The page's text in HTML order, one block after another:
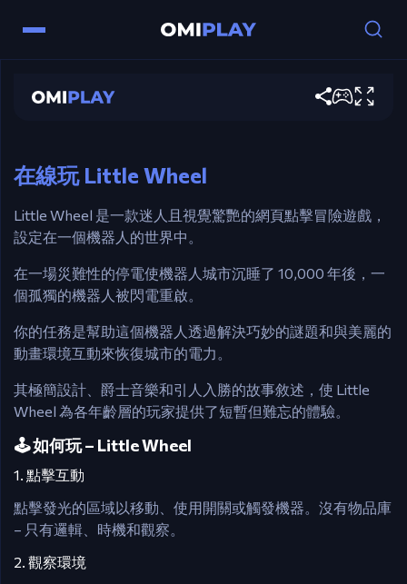
Little Wheel
在線玩 Little Wheel
Little Wheel 是一款迷人且視覺驚艷的網頁點擊冒險遊戲，
設定在一個機器人的世界中。
在一場災難性的停電使機器人城市沉睡了 10,000 年後，一
個孤獨的機器人被閃電重啟。
你的任務是幫助這個機器人透過解決巧妙的謎題和與美麗的
動畫環境互動來恢復城市的電力。
其極簡設計、爵士音樂和引人入勝的故事敘述，使 Little
Wheel 為各年齡層的玩家提供了短暫但難忘的體驗。
🕹️ 如何玩 – Little Wheel
1. 點擊互動
點擊發光的區域以移動、使用開關或觸發機器。沒有物品庫
– 只有邏輯、時機和觀察。
2. 觀察環境